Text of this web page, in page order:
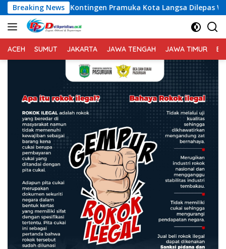
Langsung
ke
konten
Breaking News
Pramuka Kota Langsa Dilepas Wakil Walikota Menuju
ACEH SUMUT JAKARTA JAWA TENGAH JAWA TIMUR